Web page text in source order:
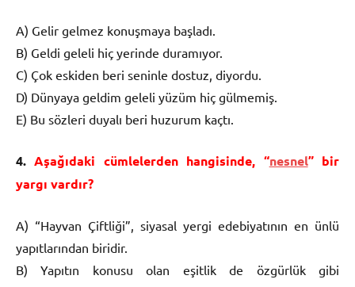
A) Gelir gelmez konuşmaya başladı.
B) Geldi geleli hiç yerinde duramıyor.
C) Çok eskiden beri seninle dostuz, diyordu.
D) Dünyaya geldim geleli yüzüm hiç gülmemiş.
E) Bu sözleri duyalı beri huzurum kaçtı.
4. Aşağıdaki cümlelerden hangisinde, “nesnel” bir
yargı vardır?
A) “Hayvan Çiftliği”, siyasal yergi edebiyatının en ünlü
yapıtlarından biridir.
B) Yapıtın konusu olan eşitlik de özgürlük gibi